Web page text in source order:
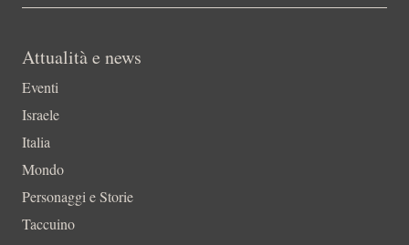
Attualità e news
Eventi
Israele
Italia
Mondo
Personaggi e Storie
Taccuino